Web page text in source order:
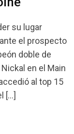
su lugar
el prospecto
doble de
en el Main
al top 15
[…]